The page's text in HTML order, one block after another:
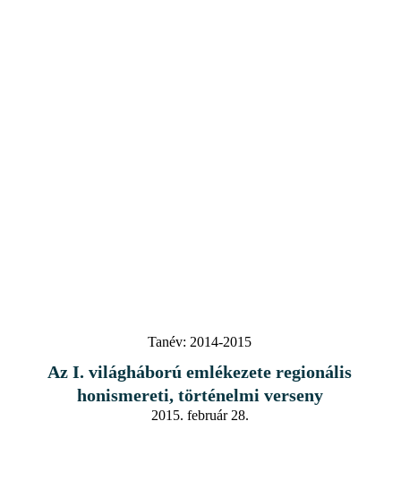
Tanév: 2014-2015
Az I. világháború emlékezete regionális
honismereti, történelmi verseny
2015. február 28.